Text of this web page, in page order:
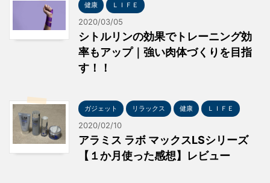
健康 ＬＩＦＥ
2020/03/05
シトルリンの効果でトレーニング効
率もアップ｜強い肉体づくりを目指
す！！
ガジェット リラックス 健康 ＬＩＦＥ
2020/02/10
アラミス ラボ マックスLSシリーズ
【１か月使った感想】レビュー